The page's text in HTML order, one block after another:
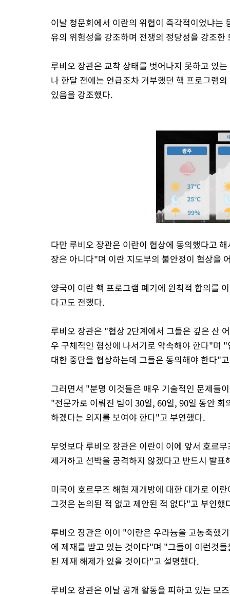
이날 청문회에서 이란의 위협이 즉각적이었냐는
유의 위험성을 강조하며 전쟁의 정당성을 강조한
루비오 장관은 교착 상태를 벗어나지 못하고 있
나 한달 전에는 언급조차 거부했던 핵 프로그램
있음을 강조했다.
다만 루비오 장관은 이란이 협상에 동의했다고
장은 아니다"며 이란 지도부의 불안정이 협상을
양국이 이란 핵 프로그램 폐기에 원칙적 합의를
다고도 전했다.
루비오 장관은 "협상 2단계에서 그들은 깊은 산
우 구체적인 협상에 나서기로 약속해야 한다"며
대한 중단을 협상하는데 그들은 동의해야 한다"
그러면서 "분명 이것들은 매우 기술적인 문제들
"전문가로 이뤄진 팀이 30일, 60일, 90일 동안
하겠다는 의지를 보여야 한다"고 부연했다.
무엇보다 루비오 장관은 이란이 이에 앞서 호르
제거하고 선박을 공격하지 않겠다고 반드시 발
미국이 호르무즈 해협 재개방에 대한 대가로 이
그것은 논의된 적 없고 제안된 적 없다"고 부인했
루비오 장관은 이어 "이란은 우라늄을 고농축했
에 제재를 받고 있는 것이다"며 "그들이 이런것
된 제재 해제가 있을 것이다"고 설명했다.
루비오 장관은 이날 공개 활동을 피하고 있는 모